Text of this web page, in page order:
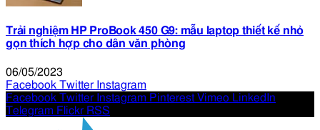
Trải nghiệm HP ProBook 450 G9: mẫu laptop thiết kế nhỏ
gọn thích hợp cho dân văn phòng
06/05/2023
Facebook Twitter Instagram
Facebook Twitter Instagram Pinterest Vimeo LinkedIn
Telegram Flickr RSS